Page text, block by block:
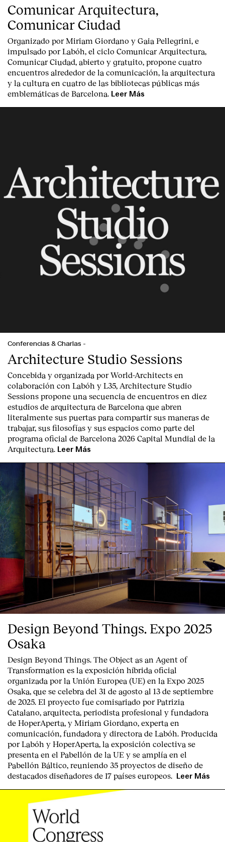
Clientes
Comunicar Arquitectura,
Comunicar Ciudad
Organizado por Miriam Giordano y Gaia Pellegrini, e
impulsado por Labóh, el ciclo Comunicar Arquitectura,
Comunicar Ciudad, abierto y gratuito, propone cuatro
encuentros alrededor de la comunicación, la arquitectura
y la cultura en cuatro de las bibliotecas públicas más
emblemáticas de Barcelona. Leer Más
Conferencias & Charlas -
Architecture Studio Sessions
Concebida y organizada por World-Architects en
colaboración con Labóh y L35, Architecture Studio
Sessions propone una secuencia de encuentros en diez
estudios de arquitectura de Barcelona que abren
literalmente sus puertas para compartir sus maneras de
trabajar, sus filosofías y sus espacios como parte del
programa oficial de Barcelona 2026 Capital Mundial de la
Arquitectura. Leer Más
Design Beyond Things. Expo 2025
Osaka
Design Beyond Things. The Object as an Agent of
Transformation es la exposición híbrida oficial
organizada por la Unión Europea (UE) en la Expo 2025
Osaka , que se celebra del 31 de agosto al 13 de septiembre
de 2025 . El proyecto fue comisariado porPatrizia
Catalano , arquitecta, periodista profesional y fundadora
de HoperAperta, y Miriam Giordano , experta en
comunicación, fundadora y directora de Labóh. Producida
porLabóh y HoperAperta, la exposición colectiva se
presenta en el Pabellón de la UE y se amplía en el
Pabellón Báltico , reuniendo 35 proyectos de diseño de
destacados diseñadores de 17 países europeos Leer Más